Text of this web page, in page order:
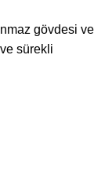
gövdesi ve
sürekli